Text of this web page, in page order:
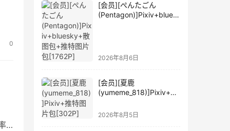
0
[会员][ぺんたごん
(Pentagon)]Pixiv+blues
2026年8月6日
[会员][夏鹿
(yumeme_818)]Pixiv+推
2026年8月5日